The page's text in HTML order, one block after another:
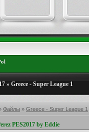
» Greece - Super League 1
Файлы » Greece - Super League 1
PES2017 by Eddie